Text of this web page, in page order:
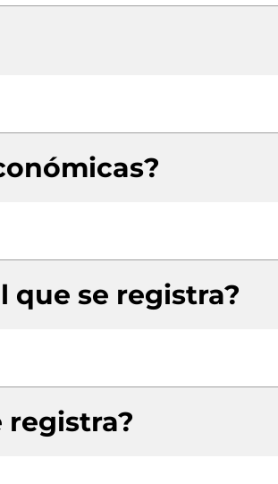
que se registra?
registra?